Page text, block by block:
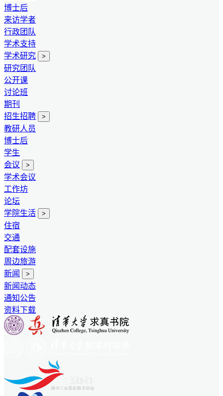
博士后
来访学者
行政团队
学术支持
学术研究
>
研究团队
公开课
讨论班
期刊
招生招聘
>
教研人员
博士后
学生
会议
>
学术会议
工作坊
论坛
学院生活
>
住宿
交通
配套设施
周边旅游
新闻
>
新闻动态
通知公告
资料下载